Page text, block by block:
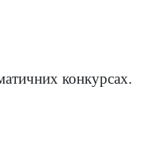
конкурсах.